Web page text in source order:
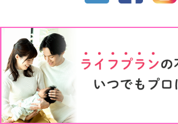
3才
5才 6才